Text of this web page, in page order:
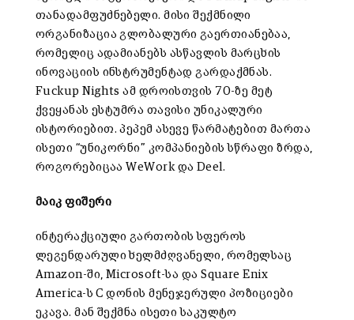
თანადამფუძნებელი. მისი შექმნილი
ორგანიზაცია გლობალური გაერთიანებაა,
რომელიც ადამიანებს ასწავლის მარცხის
ინოვაციის ინსტრუმენტად გარდაქმნას.
Fuckup Nights ამ დროისთვის 70-ზე მეტ
ქვეყანას ესტუმრა თავისი უნიკალური
ისტორიებით. პეპემ ასევე წარმატებით მართა
ისეთი “უნიკორნი” კომპანიების სწრაფი ზრდა,
როგორებიცაა WeWork და Deel.
მაიკ ფიშერი
ინტერაქციული გართობის სფეროს
ლეგენდარული ხელმძღვანელი, რომელსაც
Amazon-ში, Microsoft-სა და Square Enix
America-ს C დონის მენეჯერული პოზიციები
ეკავა. მან შექმნა ისეთი საკულტო